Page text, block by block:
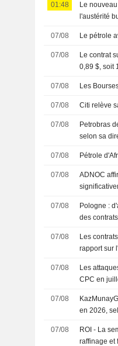
01:48
Le
l'austérité
07/08 Le pétrole
07/08
Le contrat
0,89 $, soit
07/08 Les
07/08 Citi relève
07/08
Petrobras
selon sa
07/08 Pétrole
07/08
ADNOC
07/08
Pologne :
des
07/08
Les
rapport sur
07/08
Les
CPC en
07/08
en 2026,
07/08
ROI - La
raffinage et